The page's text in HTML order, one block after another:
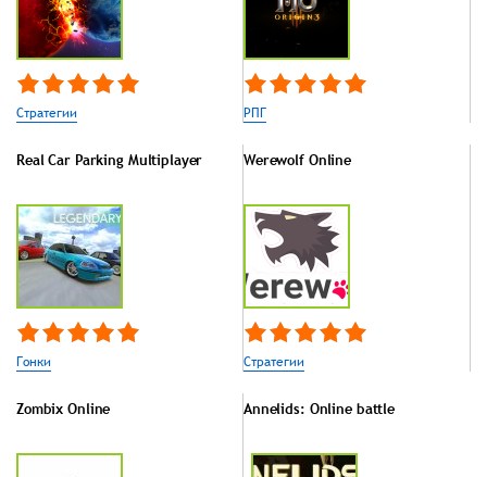
Стратегии РПГ
Real Car Parking Multiplayer
Гонки
Werewolf Online
Стратегии
Zombix Online Annelids: Online battle